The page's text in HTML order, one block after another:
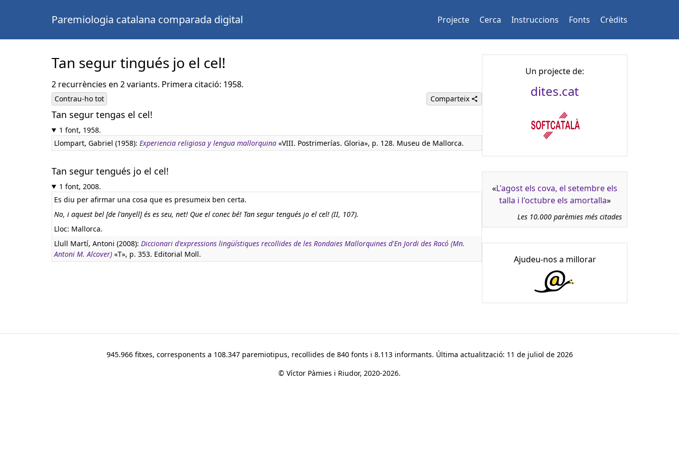
Paremiologia catalana comparada digital Projecte Cerca Instruccions Fonts Crèdits
Tan segur tingués jo el cel!
2 recurrències en 2 variants. Primera citació: 1958.
Contrau-ho tot Comparteix
Tan segur tengas el cel!
1 font, 1958.
Llompart, Gabriel (1958): Experiencia religiosa y lengua mallorquina «VIII. Postrimerías. Gloria», p. 128. Museu de Mallorca.
Tan segur tengués jo el cel!
1 font, 2008.
Es diu per afirmar una cosa que es presumeix ben certa.
No, i aquest bel [de l'anyell] és es seu, net! Que el conec bé! Tan segur tengués jo el cel! (II, 107).
Lloc: Mallorca.
Llull Martí, Antoni (2008): Diccionari d'expressions lingüístiques recollides de les Rondaies Mallorquines d'En Jordi des Racó (Mn.
Antoni M. Alcover) «T», p. 353. Editorial Moll.
Un projecte de:
dites.cat
«L'agost els cova, el setembre els
talla i l'octubre els amortalla»
Les 10.000 parèmies més citades
Ajudeu-nos a millorar
945.966 fitxes, corresponents a 108.347 paremiotipus, recollides de 840 fonts i 8.113 informants. Última actualització: 11 de juliol de 2026
© Víctor Pàmies i Riudor, 2020-2026.